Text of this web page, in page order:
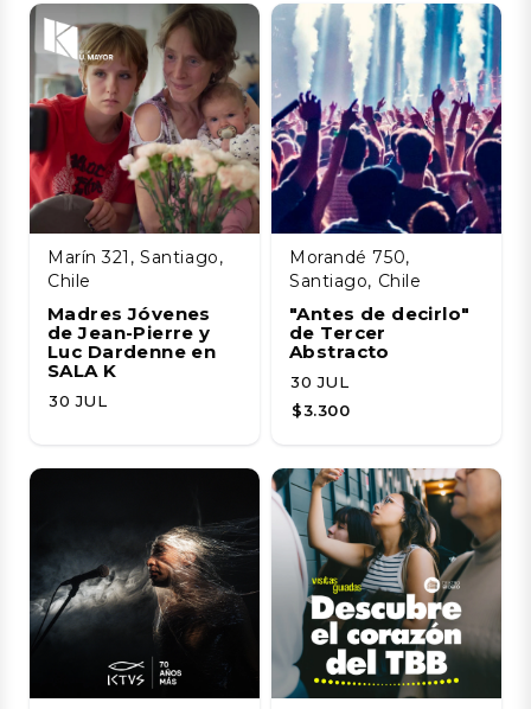
Marín 321, Santiago,
Chile
Madres Jóvenes
de Jean-Pierre y
Luc Dardenne en
SALA K
30 JUL
Morandé 750,
Santiago, Chile
"Antes de decirlo"
de Tercer
Abstracto
30 JUL
$3.300